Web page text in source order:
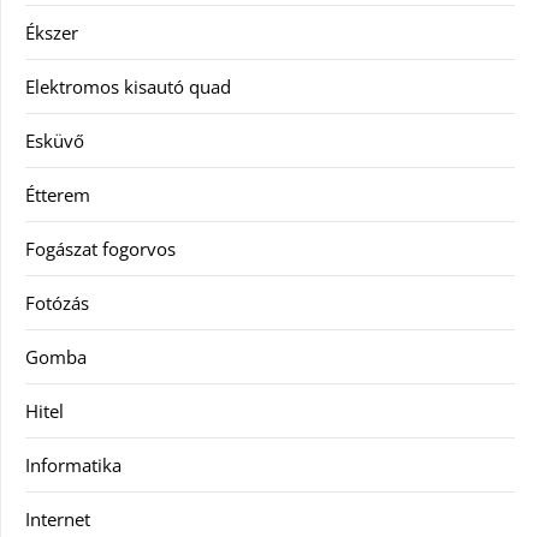
Ékszer
Elektromos kisautó quad
Esküvő
Étterem
Fogászat fogorvos
Fotózás
Gomba
Hitel
Informatika
Internet